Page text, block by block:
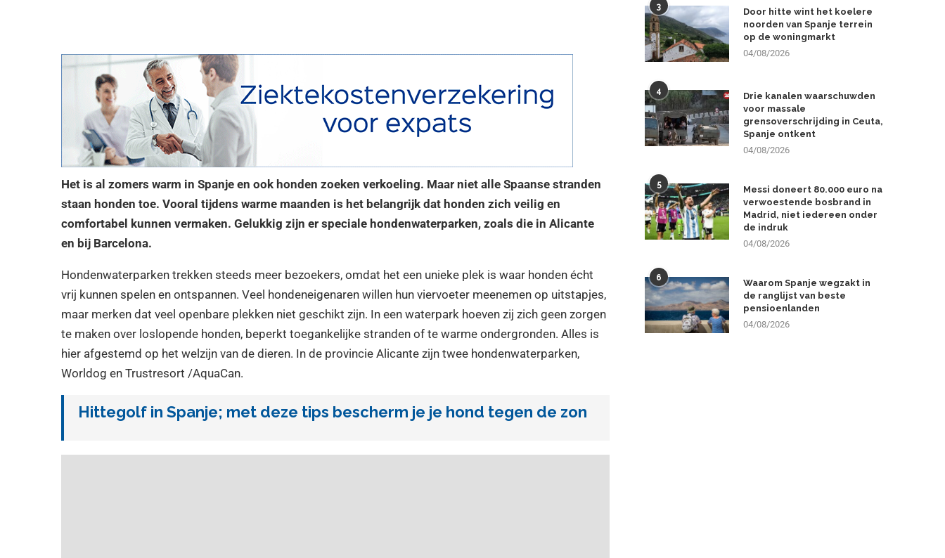
Het is al zomers warm in Spanje en ook honden zoeken verkoeling. Maar niet alle Spaanse stranden
staan honden toe. Vooral tijdens warme maanden is het belangrijk dat honden zich veilig en
comfortabel kunnen vermaken. Gelukkig zijn er speciale hondenwaterparken, zoals die in Alicante
en bij Barcelona.
Hondenwaterparken trekken steeds meer bezoekers, omdat het een unieke plek is waar honden écht
vrij kunnen spelen en ontspannen. Veel hondeneigenaren willen hun viervoeter meenemen op uitstapjes,
maar merken dat veel openbare plekken niet geschikt zijn. In een waterpark hoeven zij zich geen zorgen
te maken over loslopende honden, beperkt toegankelijke stranden of te warme ondergronden. Alles is
hier afgestemd op het welzijn van de dieren. In de provincie Alicante zijn twee hondenwaterparken,
Worldog en Trustresort /AquaCan.
Hittegolf in Spanje; met deze tips bescherm je je hond tegen de zon
3
Door hitte wint het koelere
noorden van Spanje terrein
op de woningmarkt
04/08/2026
4
Drie kanalen waarschuwden
voor massale
grensoverschrijding in Ceuta,
Spanje ontkent
04/08/2026
5
Messi doneert 80.000 euro na
verwoestende bosbrand in
Madrid, niet iedereen onder
de indruk
04/08/2026
6
Waarom Spanje wegzakt in
de ranglijst van beste
pensioenlanden
04/08/2026